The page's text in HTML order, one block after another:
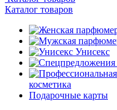
Каталог товаров
Унисекс
косметика
Подарочные карты